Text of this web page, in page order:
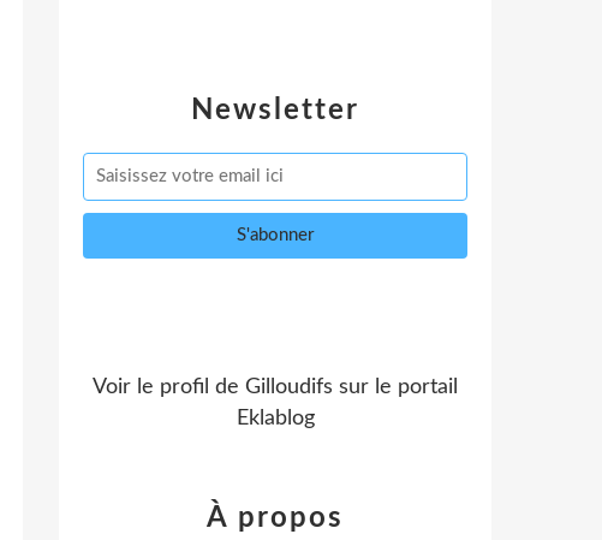
Newsletter
Voir le profil de Gilloudifs sur le portail
Eklablog
À propos